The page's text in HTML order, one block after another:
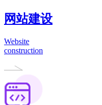
网站建设
Website
construction